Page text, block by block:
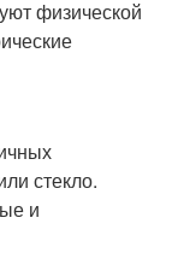
физической
стекло.
и